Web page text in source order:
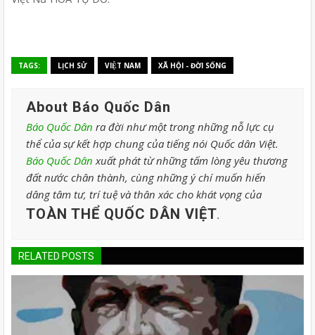
TAGS: LỊCH SỬ VIỆT NAM XÃ HỘI - ĐỜI SỐNG
About Báo Quốc Dân
Báo Quốc Dân ra đời như một trong những nỗ lực cụ
thể của sự kết hợp chung của tiếng nói Quốc dân Việt.
Báo Quốc Dân xuất phát từ những tấm lòng yêu thương
đất nước chân thành, cùng những ý chí muốn hiến
dâng tâm tư, trí tuệ và thân xác cho khát vọng của
TOÀN THỂ QUỐC DÂN VIỆT.
RELATED POSTS